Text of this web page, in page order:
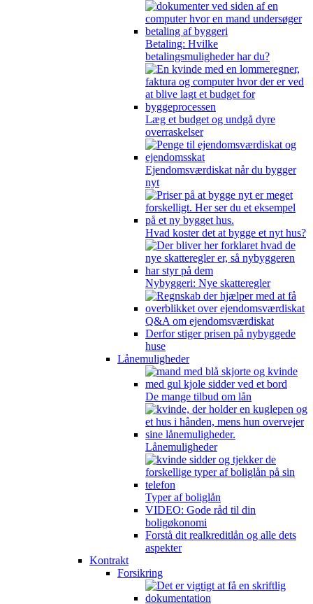
Betaling: Hvilke
betalingsmuligheder har du?
Læg et budget og undgå dyre
overraskelser
Ejendomsværdiskat når du bygger
nyt
Hvad koster det at bygge et nyt hus?
Nybyggeri: Nye skatteregler
Q&A om ejendomsværdiskat
Derfor stiger prisen på nybyggede
huse
Lånemuligheder
De mange tilbud om lån
Lånemuligheder
Typer af boliglån
VIDEO: Gode råd til din
boligøkonomi
Forstå dit realkreditlån og alle dets
aspekter
Kontrakt
Forsikring